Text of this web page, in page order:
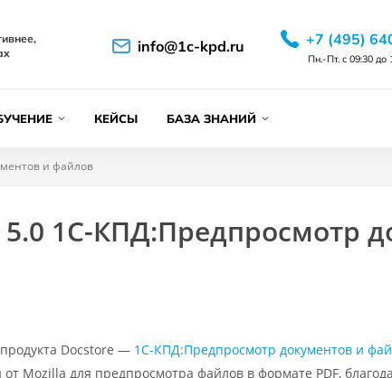
info@1c-kpd.ru +7 (495)
Пн.-Пт. с 09:30 до
КЕЙСЫ БАЗА ЗНАНИЙ
и файлов
1С-КПД:Предпросмотр
Docstore — 1С-КПД:Предпросмотр документов и
от Mozilla для предпросмотра файлов в формате PDF,